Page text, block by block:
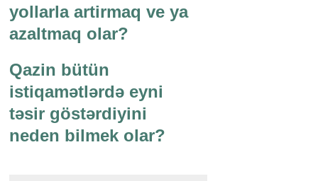
yollarla artirmaq ve ya
azaltmaq olar?
Qazin bütün
istiqamətlərdə eyni
təsir göstərdiyini
neden bilmek olar?